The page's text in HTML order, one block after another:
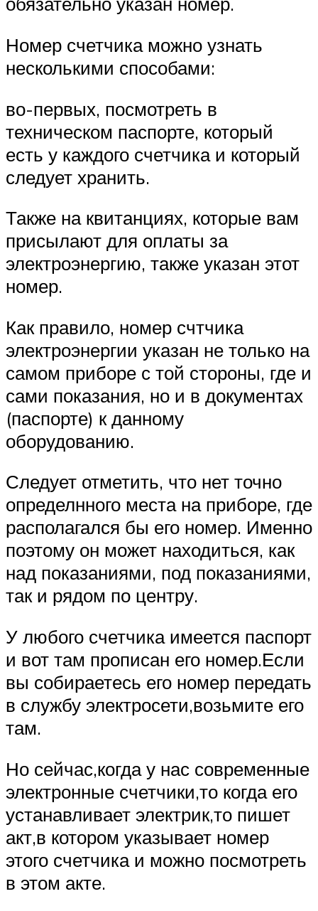
Номер счетчика можно узнать
несколькими способами:
во-первых, посмотреть в
техническом паспорте, который
есть у каждого счетчика и который
следует хранить.
Также на квитанциях, которые вам
присылают для оплаты за
электроэнергию, также указан этот
номер.
Как правило, номер счтчика
электроэнергии указан не только на
самом приборе с той стороны, где и
сами показания, но и в документах
(паспорте) к данному
оборудованию.
Следует отметить, что нет точно
определнного места на приборе, где
располагался бы его номер. Именно
поэтому он может находиться, как
над показаниями, под показаниями,
так и рядом по центру.
У любого счетчика имеется паспорт
и вот там прописан его номер.Если
вы собираетесь его номер передать
в службу электросети,возьмите его
там.
Но сейчас,когда у нас современные
электронные счетчики,то когда его
устанавливает электрик,то пишет
акт,в котором указывает номер
этого счетчика и можно посмотреть
в этом акте.